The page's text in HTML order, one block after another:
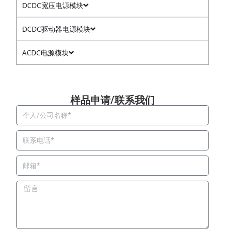
DCDC宽压电源模块
DCDC驱动器电源模块
ACDC电源模块
样品申请/联系我们​